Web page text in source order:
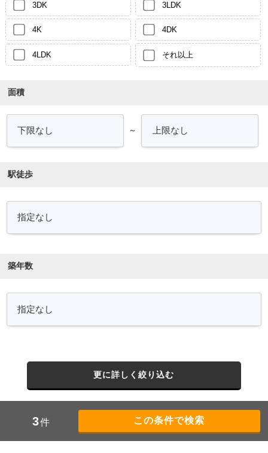
3DK 3LDK
4K 4DK
4LDK それ以上
面積
～
駅徒歩
築年数
更に詳しく絞り込む
3件